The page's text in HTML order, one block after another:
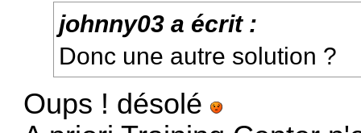
johnny03 a écrit :
Donc une autre solution ?
Oups ! désolé